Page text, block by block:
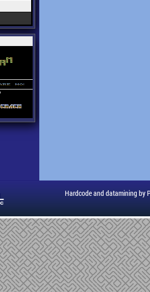
Hardcode and datamining by